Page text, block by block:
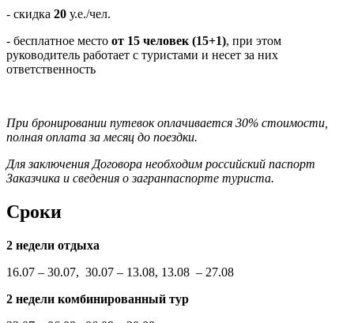
- скидка 20 у.е./чел.
- бесплатное место от 15 человек (15+1), при этом
руководитель работает с туристами и несет за них
ответственность
При бронировании путевок оплачивается 30% стоимости,
полная оплата за месяц до поездки.
Для заключения Договора необходим российский паспорт
Заказчика и сведения о загранпаспорте туриста.
Сроки
2 недели отдыха
16.07 – 30.07, 30.07 – 13.08, 13.08 – 27.08
2 недели комбинированный тур